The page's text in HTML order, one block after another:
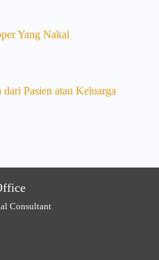
Yang Nakal
Pasien atau Keluarga
Consultant